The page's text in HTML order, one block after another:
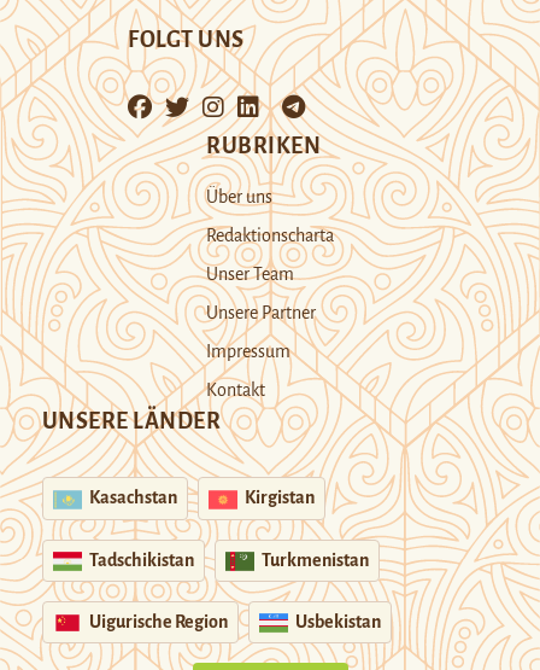
FOLGT UNS
RUBRIKEN
Über uns
Redaktionscharta
Unser Team
Unsere Partner
Impressum
Kontakt
UNSERE LÄNDER
Kasachstan Kirgistan
Tadschikistan Turkmenistan
Uigurische Region Usbekistan